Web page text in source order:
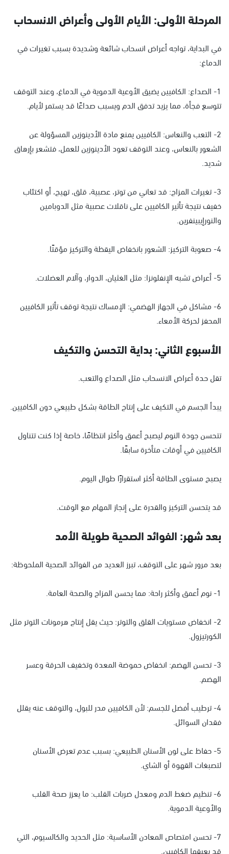
المرحلة الأولى: الأيام الأولى وأعراض الانسحاب
في البداية، تواجه أعراض انسحاب شائعة وشديدة بسبب تغيرات في
الدماغ:
1- الصداع: الكافيين يضيق الأوعية الدموية في الدماغ، وعند التوقف
تتوسع فجأة، مما يزيد تدفق الدم ويسبب صداعًا قد يستمر لأيام.
2- التعب والنعاس: الكافيين يمنع مادة الأدينوزين المسؤولة عن
الشعور بالنعاس، وعند التوقف تعود الأدينوزين للعمل، فتشعر بإرهاق
شديد.
3- تغيرات المزاج: قد تعاني من توتر، عصبية، قلق، تهيج، أو اكتئاب
خفيف نتيجة تأثير الكافيين على ناقلات عصبية مثل الدوبامين
والنورإيبينفرين.
4- صعوبة التركيز: الشعور بانخفاض اليقظة والتركيز مؤقتًا.
5- أعراض تشبه الإنفلونزا: مثل الغثيان، الدوار، وآلام العضلات.
6- مشاكل في الجهاز الهضمي: الإمساك نتيجة توقف تأثير الكافيين
المحفز لحركة الأمعاء.
الأسبوع الثاني: بداية التحسن والتكيف
تقل حدة أعراض الانسحاب مثل الصداع والتعب.
يبدأ الجسم في التكيف على إنتاج الطاقة بشكل طبيعي دون الكافيين.
تتحسن جودة النوم ليصبح أعمق وأكثر انتظامًا، خاصة إذا كنت تتناول
الكافيين في أوقات متأخرة سابقًا.
يصبح مستوى الطاقة أكثر استقرارًا طوال اليوم.
قد يتحسن التركيز والقدرة على إنجاز المهام مع الوقت.
بعد شهر: الفوائد الصحية طويلة الأمد
بعد مرور شهر على التوقف، تبرز العديد من الفوائد الصحية الملحوظة:
1- نوم أعمق وأكثر راحة: مما يحسن المزاج والصحة العامة.
2- انخفاض مستويات القلق والتوتر: حيث يقل إنتاج هرمونات التوتر مثل
الكورتيزول.
3- تحسن الهضم: انخفاض حموضة المعدة وتخفيف الحرقة وعسر
الهضم.
4- ترطيب أفضل للجسم: لأن الكافيين مدر للبول، والتوقف عنه يقلل
فقدان السوائل.
5- حفاظ على لون الأسنان الطبيعي: بسبب عدم تعرض الأسنان
لتصبغات القهوة أو الشاي.
6- تنظيم ضغط الدم ومعدل ضربات القلب: ما يعزز صحة القلب
والأوعية الدموية.
7- تحسن امتصاص المعادن الأساسية: مثل الحديد والكالسيوم، التي
قد يعيقها الكافيين.